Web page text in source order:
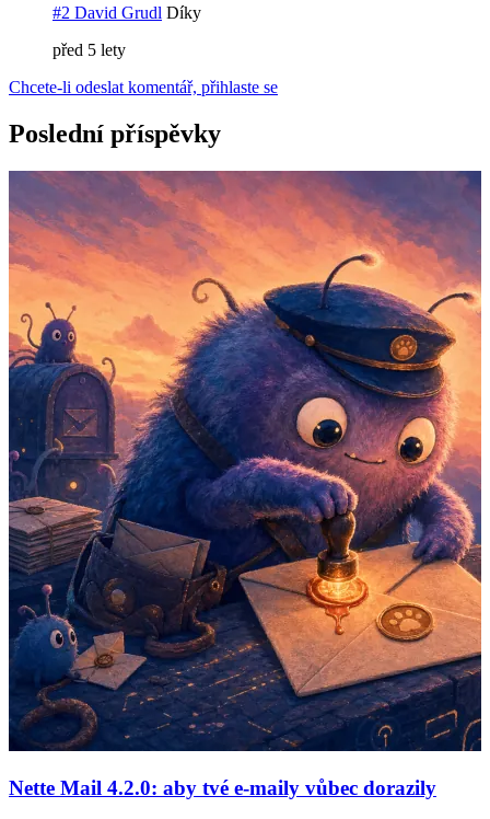
#2 David Grudl Díky
před 5 lety
Chcete-li odeslat komentář, přihlaste se
Poslední příspěvky
Nette Mail 4.2.0: aby tvé e-maily vůbec dorazily